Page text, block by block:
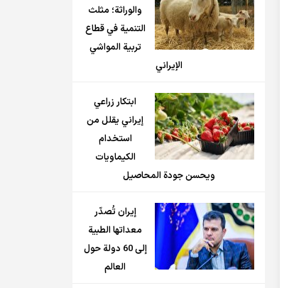
والوراثة؛ مثلث
التنمية في قطاع
تربية المواشي
الإيراني
ابتكار زراعي
إيراني يقلل من
استخدام
الكيماويات
ويحسن جودة المحاصيل
إيران تُصدّر
معداتها الطبية
إلى 60 دولة حول
العالم